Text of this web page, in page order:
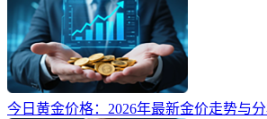
今日黄金价格：2026年最新金价走势与